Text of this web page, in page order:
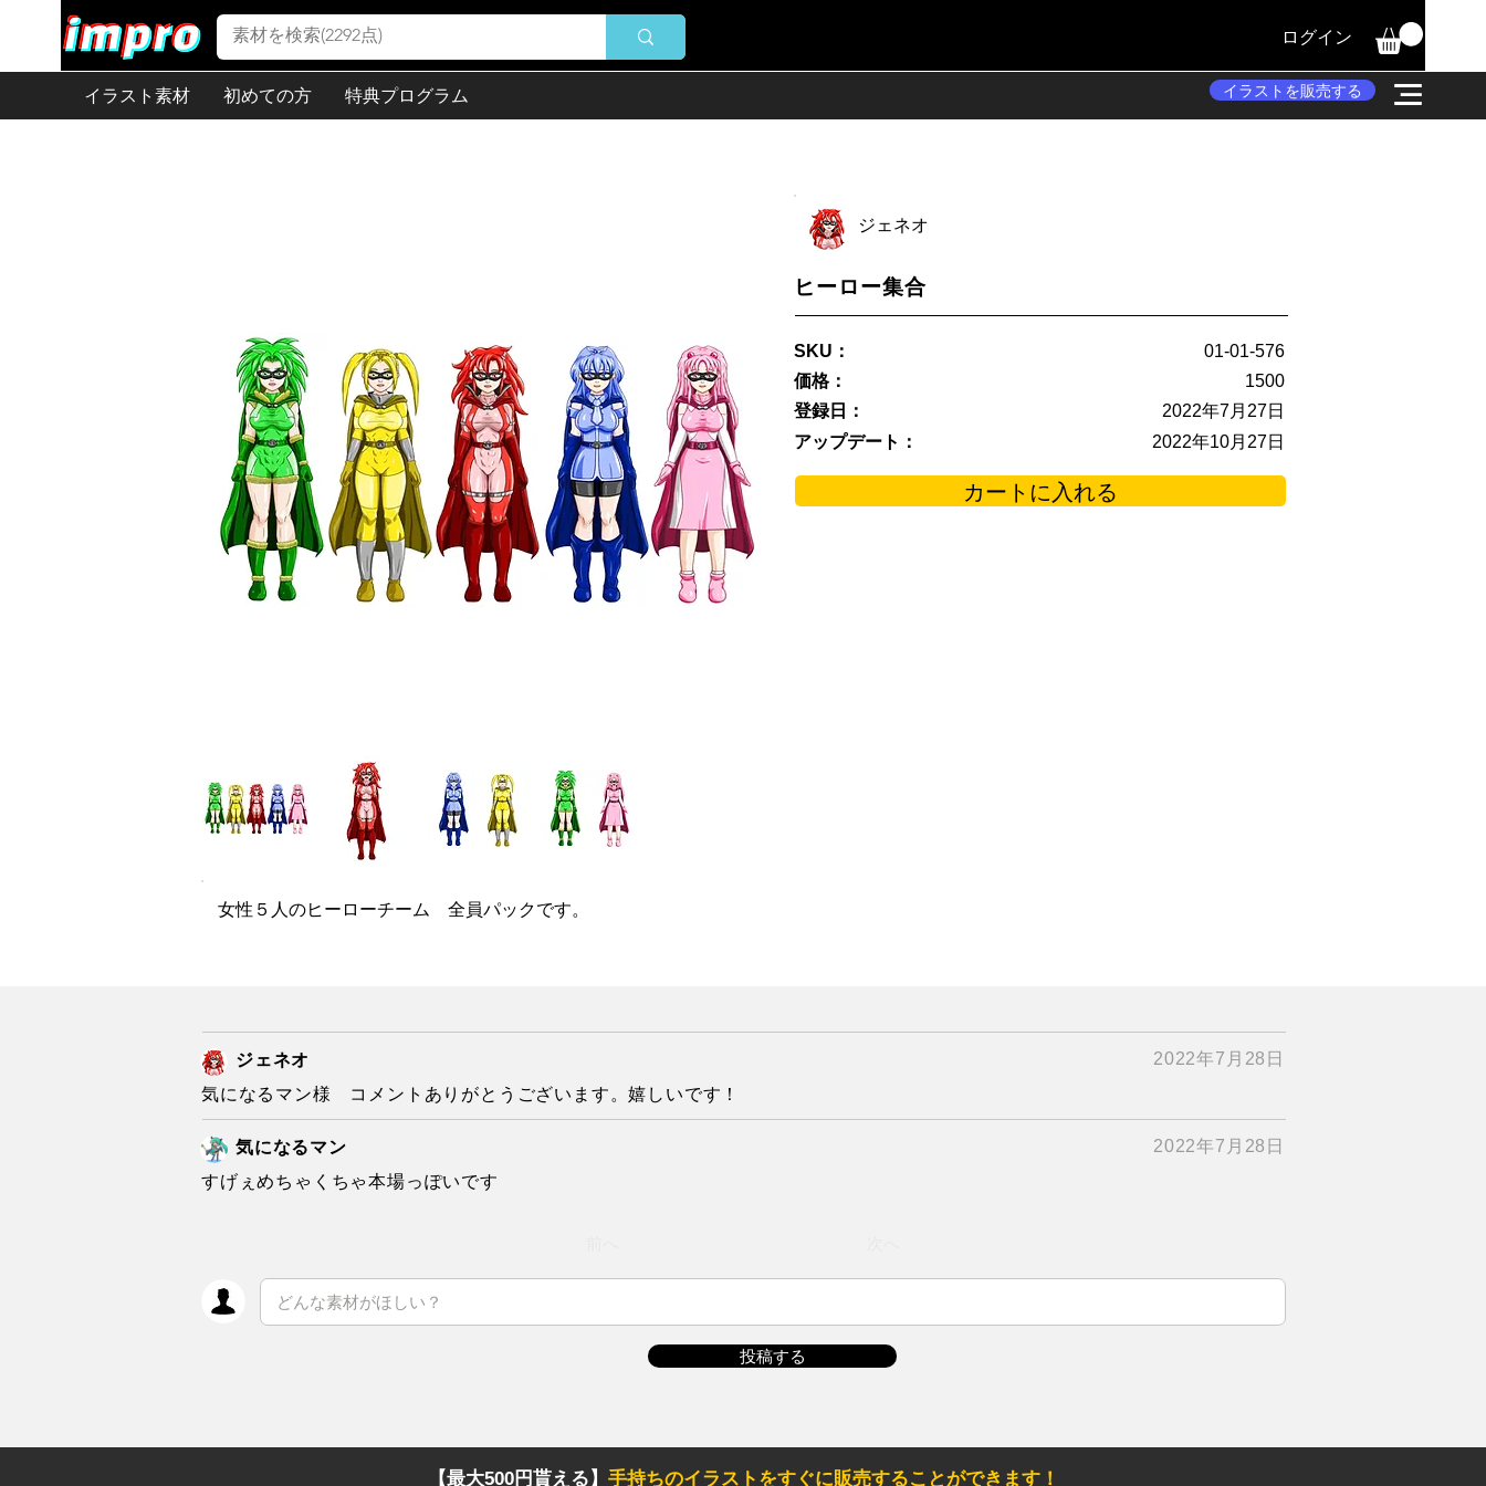
ログイン
イラスト素材 初めての方 特典プログラム イラストを販売する
ジェネオ
ヒーロー集合
SKU：
01-01-576
価格：
1500
登録日：
2022年7月27日
アップデート：
2022年10月27日
カートに入れる
女性５人のヒーローチーム 全員パックです。
ジェネオ
2022年7月28日
気になるマン様 コメントありがとうございます。嬉しいです！
気になるマン
2022年7月28日
すげぇめちゃくちゃ本場っぽいです
投稿する
【最大500円貰える】 手持ちのイラストをすぐに販売することができます！